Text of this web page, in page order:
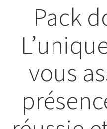
Pack
vous